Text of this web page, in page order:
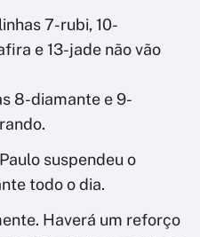
7-rubi, 10-
e 13-jade não vão
8-diamante e 9-
suspendeu o
todo o dia.
Haverá um reforço